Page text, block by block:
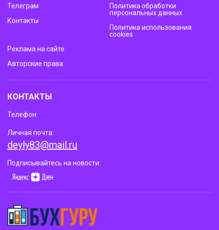
Телеграм
Контакты
Политика обработки
персональных данных
Политика использования
cookies
Реклама на сайте
Авторские права
КОНТАКТЫ
Телефон:
Личная почта:
deyly83@mail.ru
Подписывайтесь на новости: